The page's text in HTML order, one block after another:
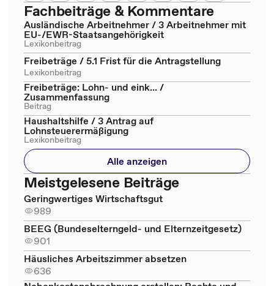
Fachbeiträge & Kommentare
Ausländische Arbeitnehmer / 3 Arbeitnehmer mit
EU-/EWR-Staatsangehörigkeit
Lexikonbeitrag
Freibeträge / 5.1 Frist für die Antragstellung
Lexikonbeitrag
Freibeträge: Lohn- und eink... /
Zusammenfassung
Beitrag
Haushaltshilfe / 3 Antrag auf
Lohnsteuerermäßigung
Lexikonbeitrag
Alle anzeigen
Meistgelesene Beiträge
Geringwertiges Wirtschaftsgut
989
BEEG (Bundeselterngeld- und Elternzeitgesetz)
901
Häusliches Arbeitszimmer absetzen
636